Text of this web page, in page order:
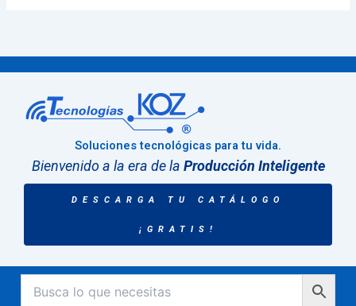
Soluciones tecnológicas para tu vida.
Bienvenido a la era de la Producción Inteligente
DESCARGA TU CATÁLOGO
¡GRATIS!